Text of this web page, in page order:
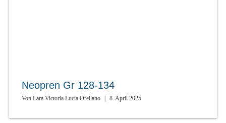
Neopren Gr 128-134
Von Lara Victoria Lucia Orellano 8. April 2025